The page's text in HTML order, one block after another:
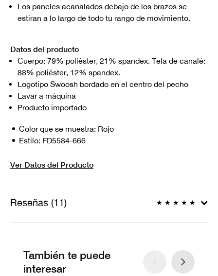
Los paneles acanalados debajo de los brazos se
estiran a lo largo de todo tu rango de movimiento.
Datos del producto
Cuerpo: 79% poliéster, 21% spandex. Tela de canalé:
88% poliéster, 12% spandex.
Logotipo Swoosh bordado en el centro del pecho
Lavar a máquina
Producto importado
Color que se muestra: Rojo
Estilo: FD5584-666
Ver Datos del Producto
Reseñas (11) ★ ★ ★ ★ ★
También te puede
interesar